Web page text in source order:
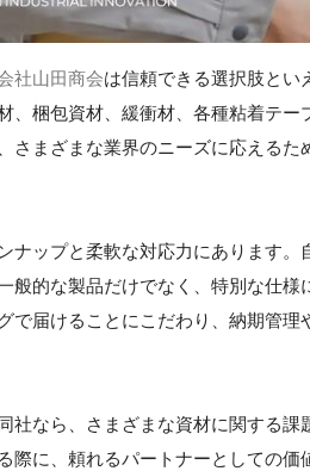
社山田商会は信頼できる選択肢とい
、梱包資材、緩衝材、各種粘着テ
さまざまな業界のニーズに応える
ナップと柔軟な対応力にあります
般的な製品だけでなく、特別な仕
で届けることにこだわり、納期管
社なら、さまざまな資材に関する
際に、頼れるパートナーとしての